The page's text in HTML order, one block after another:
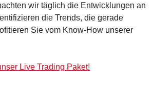
wir täglich die Entwicklungen an
die Trends, die gerade
Sie vom Know-How unserer
Live Trading Paket!